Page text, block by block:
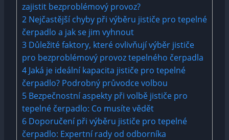
zajistit bezproblémový provoz?
2 Nejčastější chyby ‍při ‌výběru ‍jističe pro tepelné​
čerpadlo a ⁢jak se jim vyhnout
3 Důležité ‍faktory, které ovlivňují výběr jističe
pro bezproblémový provoz ‍tepelného čerpadla
4 Jaká ⁤je ideální kapacita jističe pro tepelné
⁤čerpadlo? Podrobný průvodce⁤ volbou
5 Bezpečnostní aspekty při volbě ⁤jističe pro
tepelné ‌čerpadlo:‍ Co musíte vědět
6 Doporučení při ‍výběru jističe⁤ pro tepelné
čerpadlo: Expertní rady od⁤ odborníka